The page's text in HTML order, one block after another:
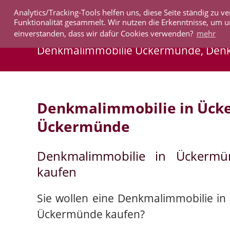
Analytics/Tracking-Tools helfen uns, diese Seite ständig zu
Funktionalität gesammelt. Wir nutzen die Erkenntnisse, um
einverstanden, dass wir dafür Cookies verwenden? mehr
IMMOBILIEN
Denkmalimmobilie Ückermünde,
Denkmalimmobilie in
Ückermünde
Denkmalimmobilie in
kaufen
Sie wollen eine Denkmalimmobilie
Ückermünde kaufen?